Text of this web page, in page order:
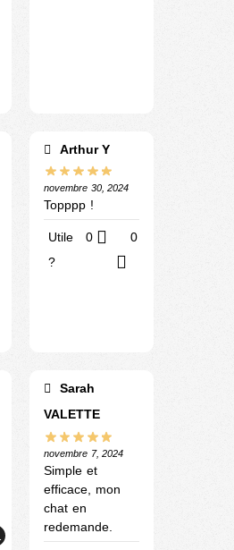
Arthur Y
novembre 30, 2024
Topppp !
Utile
?
0 0
Sarah
VALETTE
novembre 7, 2024
Simple et
efficace, mon
chat en
redemande.